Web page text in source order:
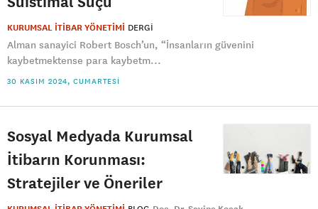
KURUMSAL İTİBAR YÖNETİMİ DERGI
Alman sanayici Robert Bosch’un, “İnsanların güvenini
kaybetmektense para kaybetm...
30 KASIM 2024, CUMARTESI
Sosyal Medyada Kurumsal
İtibarın Korunması:
Stratejiler ve Öneriler